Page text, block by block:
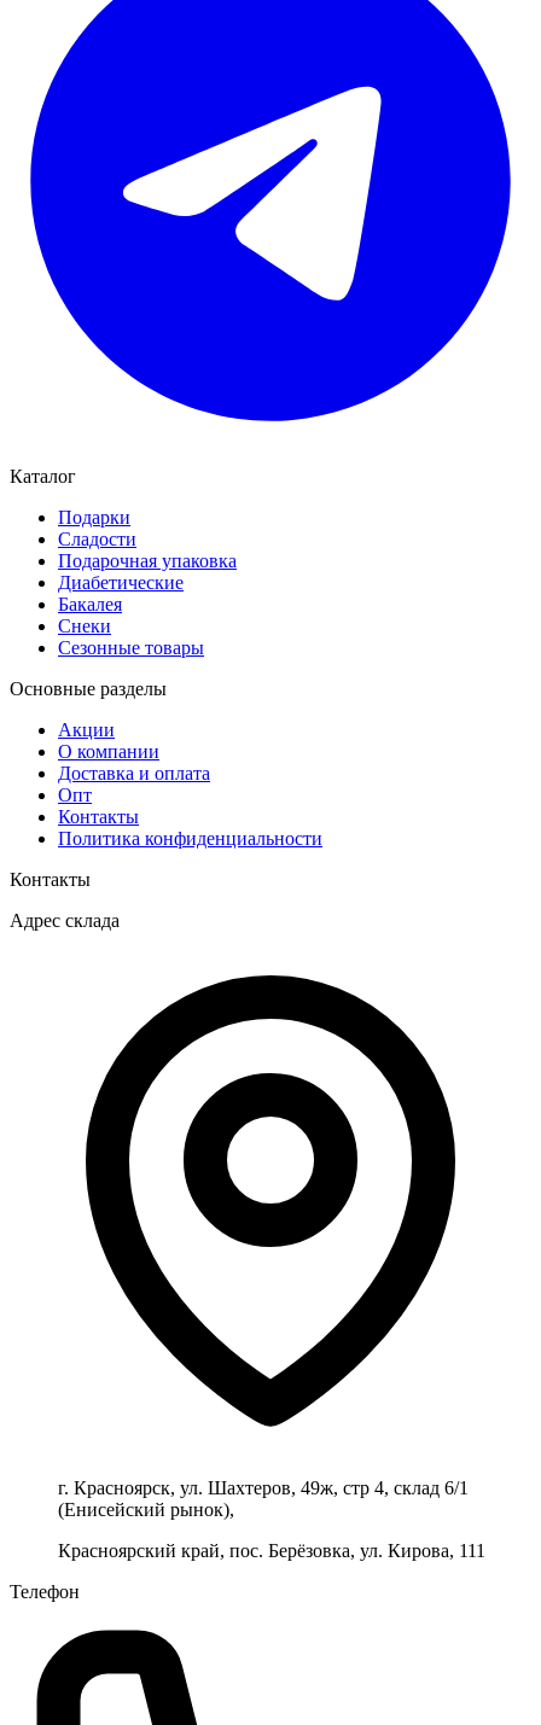
Каталог
Подарки
Сладости
Подарочная упаковка
Диабетические
Бакалея
Снеки
Сезонные товары
Основные разделы
Акции
О компании
Доставка и оплата
Опт
Контакты
Политика конфиденциальности
Контакты
Адрес склада
г. Красноярск, ул. Шахтеров, 49ж, стр 4, склад 6/1
(Енисейский рынок),
Красноярский край, пос. Берёзовка, ул. Кирова, 111
Телефон